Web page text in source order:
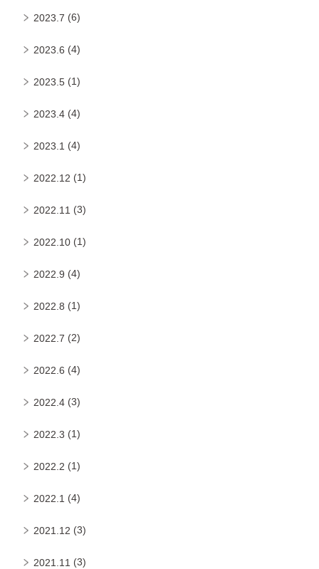
2023.7 (6)
2023.6 (4)
2023.5 (1)
2023.4 (4)
2023.1 (4)
2022.12 (1)
2022.11 (3)
2022.10 (1)
2022.9 (4)
2022.8 (1)
2022.7 (2)
2022.6 (4)
2022.4 (3)
2022.3 (1)
2022.2 (1)
2022.1 (4)
2021.12 (3)
2021.11 (3)